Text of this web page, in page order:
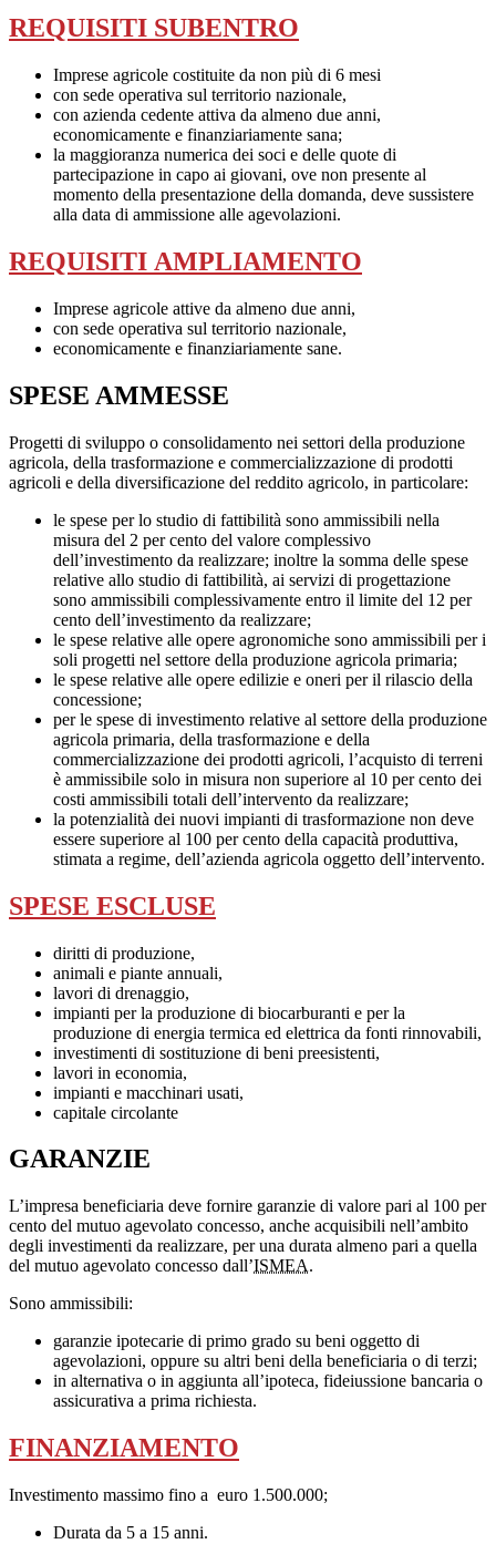
REQUISITI SUBENTRO
Imprese agricole costituite da non più di 6 mesi
con sede operativa sul territorio nazionale,
con azienda cedente attiva da almeno due anni,
economicamente e finanziariamente sana;
la maggioranza numerica dei soci e delle quote di
partecipazione in capo ai giovani, ove non presente al
momento della presentazione della domanda, deve sussistere
alla data di ammissione alle agevolazioni.
REQUISITI AMPLIAMENTO
Imprese agricole attive da almeno due anni,
con sede operativa sul territorio nazionale,
economicamente e finanziariamente sane.
SPESE AMMESSE
Progetti di sviluppo o consolidamento nei settori della produzione
agricola, della trasformazione e commercializzazione di prodotti
agricoli e della diversificazione del reddito agricolo, in particolare:
le spese per lo studio di fattibilità sono ammissibili nella
misura del 2 per cento del valore complessivo
dell’investimento da realizzare; inoltre la somma delle spese
relative allo studio di fattibilità, ai servizi di progettazione
sono ammissibili complessivamente entro il limite del 12 per
cento dell’investimento da realizzare;
le spese relative alle opere agronomiche sono ammissibili per i
soli progetti nel settore della produzione agricola primaria;
le spese relative alle opere edilizie e oneri per il rilascio della
concessione;
per le spese di investimento relative al settore della produzione
agricola primaria, della trasformazione e della
commercializzazione dei prodotti agricoli, l’acquisto di terreni
è ammissibile solo in misura non superiore al 10 per cento dei
costi ammissibili totali dell’intervento da realizzare;
la potenzialità dei nuovi impianti di trasformazione non deve
essere superiore al 100 per cento della capacità produttiva,
stimata a regime, dell’azienda agricola oggetto dell’intervento.
SPESE ESCLUSE
diritti di produzione,
animali e piante annuali,
lavori di drenaggio,
impianti per la produzione di biocarburanti e per la
produzione di energia termica ed elettrica da fonti rinnovabili,
investimenti di sostituzione di beni preesistenti,
lavori in economia,
impianti e macchinari usati,
capitale circolante
GARANZIE
L’impresa beneficiaria deve fornire garanzie di valore pari al 100 per
cento del mutuo agevolato concesso, anche acquisibili nell’ambito
degli investimenti da realizzare, per una durata almeno pari a quella
del mutuo agevolato concesso dall’ISMEA.
Sono ammissibili:
garanzie ipotecarie di primo grado su beni oggetto di
agevolazioni, oppure su altri beni della beneficiaria o di terzi;
in alternativa o in aggiunta all’ipoteca, fideiussione bancaria o
assicurativa a prima richiesta.
FINANZIAMENTO
Investimento massimo fino a euro 1.500.000;
Durata da 5 a 15 anni.